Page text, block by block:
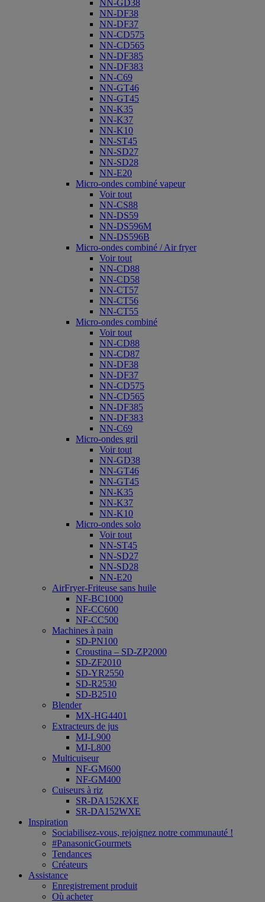
NN-GD38
NN-DF38
NN-DF37
NN-CD575
NN-CD565
NN-DF385
NN-DF383
NN-C69
NN-GT46
NN-GT45
NN-K35
NN-K37
NN-K10
NN-ST45
NN-SD27
NN-SD28
NN-E20
Micro-ondes combiné vapeur
Voir tout
NN-CS88
NN-DS59
NN-DS596M
NN-DS596B
Micro-ondes combiné / Air fryer
Voir tout
NN-CD88
NN-CD58
NN-CT57
NN-CT56
NN-CT55
Micro-ondes combiné
Voir tout
NN-CD88
NN-CD87
NN-DF38
NN-DF37
NN-CD575
NN-CD565
NN-DF385
NN-DF383
NN-C69
Micro-ondes gril
Voir tout
NN-GD38
NN-GT46
NN-GT45
NN-K35
NN-K37
NN-K10
Micro-ondes solo
Voir tout
NN-ST45
NN-SD27
NN-SD28
NN-E20
AirFryer-Friteuse sans huile
NF-BC1000
NF-CC600
NF-CC500
Machines à pain
SD-PN100
Croustina – SD-ZP2000
SD-ZF2010
SD-YR2550
SD-R2530
SD-B2510
Blender
MX-HG4401
Extracteurs de jus
MJ-L900
MJ-L800
Multicuiseur
NF-GM600
NF-GM400
Cuiseurs à riz
SR-DA152KXE
SR-DA152WXE
Inspiration
Sociabilisez-vous, rejoignez notre communauté !
#PanasonicGourmets
Tendances
Créateurs
Assistance
Enregistrement produit
Où acheter